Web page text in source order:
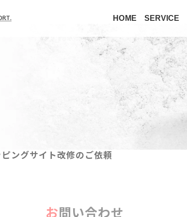
HOME SERVICE
ピングサイト改修のご依頼
お問い合わせ